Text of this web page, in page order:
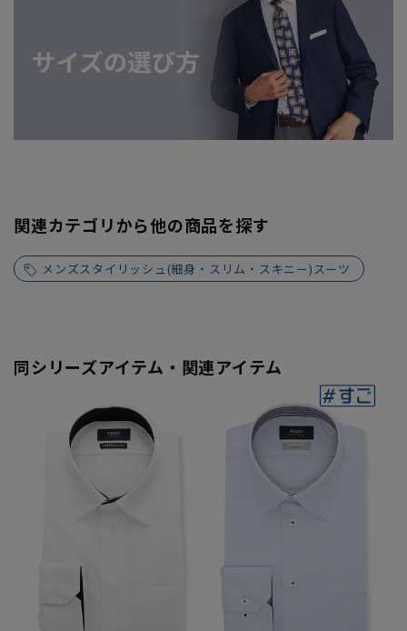
関連カテゴリから他の商品を探す
メンズスタイリッシュ(細身・スリム・スキニー)スーツ
同シリーズアイテム・関連アイテム